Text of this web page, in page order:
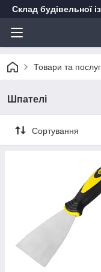
Склад будівельної
Товари та
Шпателі
Сортування